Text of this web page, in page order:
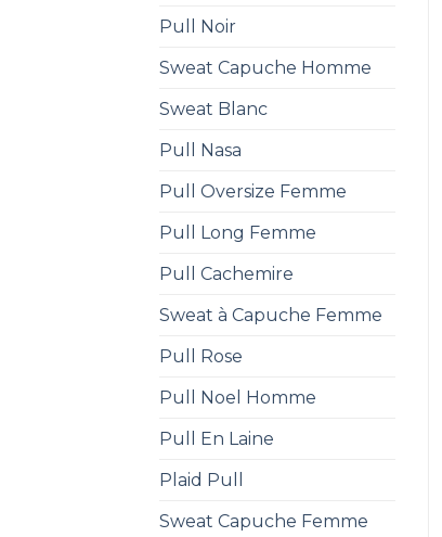
Pull Noir
Sweat Capuche Homme
Sweat Blanc
Pull Nasa
Pull Oversize Femme
Pull Long Femme
Pull Cachemire
Sweat à Capuche Femme
Pull Rose
Pull Noel Homme
Pull En Laine
Plaid Pull
Sweat Capuche Femme